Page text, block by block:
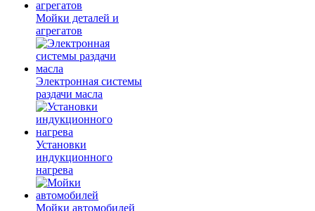
Мойки деталей и
агрегатов
Электронная системы
раздачи масла
Установки
индукционного
нагрева
Мойки автомобилей